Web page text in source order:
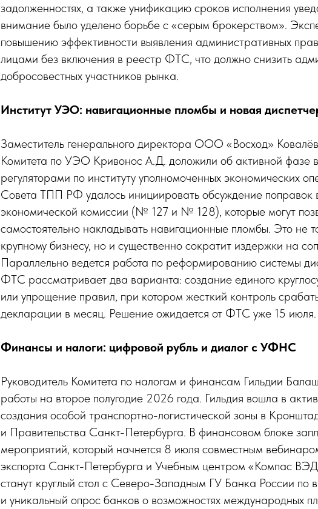
задолженностях, а также унификацию сроков исполнения
внимание было уделено борьбе с «серым брокерством».
повышению эффективности выявления административных
лицами без включения в реестр ФТС, что должно снизить
добросовестных участников рынка.
Институт УЭО: навигационные пломбы и новая
Заместитель генерального директора ООО «Восход»
Комитета по УЭО Кривонос А.Д. доложили об активной фазе
регуляторами по институту уполномоченных экономических
Совета ТПП РФ удалось инициировать обсуждение поправок
экономической комиссии (№ 127 и № 128), которые могут
самостоятельно накладывать навигационные пломбы. Это не
крупному бизнесу, но и существенно сократит издержки на
Параллельно ведется работа по реформированию системы
ФТС рассматривает два варианта: создание единого
или упрощение правил, при котором жесткий контроль
декларации в месяц. Решение ожидается от ФТС уже 15 июля.
Финансы и налоги: цифровой рубль и диалог с УФНС
Руководитель Комитета по налогам и финансам Гильдии
работы на второе полугодие 2026 года. Гильдия вошла в
создания особой транспортно-логистической зоны в
и Правительства Санкт-Петербурга. В финансовом блоке
мероприятий, который начнется 8 июля совместным
экспорта Санкт-Петербурга и Учебным центром «Компас
станут круглый стол с Северо-Западным ГУ Банка России по
и уникальный опрос банков о возможностях международных